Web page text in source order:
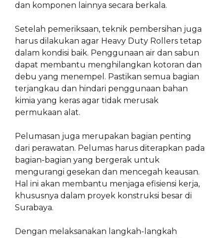
dan komponen lainnya secara berkala.
Setelah pemeriksaan, teknik pembersihan juga
harus dilakukan agar Heavy Duty Rollers tetap
dalam kondisi baik. Penggunaan air dan sabun
dapat membantu menghilangkan kotoran dan
debu yang menempel. Pastikan semua bagian
terjangkau dan hindari penggunaan bahan
kimia yang keras agar tidak merusak
permukaan alat.
Pelumasan juga merupakan bagian penting
dari perawatan. Pelumas harus diterapkan pada
bagian-bagian yang bergerak untuk
mengurangi gesekan dan mencegah keausan.
Hal ini akan membantu menjaga efisiensi kerja,
khususnya dalam proyek konstruksi besar di
Surabaya.
Dengan melaksanakan langkah-langkah